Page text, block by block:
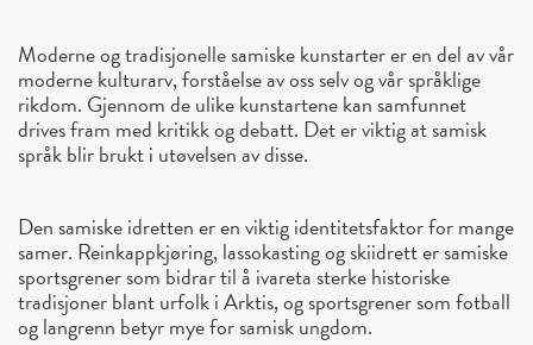
Moderne og tradisjonelle samiske kunstarter er en del av vår
moderne kulturarv, forståelse av oss selv og vår språklige
rikdom. Gjennom de ulike kunstartene kan samfunnet
drives fram med kritikk og debatt. Det er viktig at samisk
språk blir brukt i utøvelsen av disse.
Den samiske idretten er en viktig identitetsfaktor for mange
samer. Reinkappkjøring, lassokasting og skiidrett er samiske
sportsgrener som bidrar til å ivareta sterke historiske
tradisjoner blant urfolk i Arktis, og sportsgrener som fotball
og langrenn betyr mye for samisk ungdom.